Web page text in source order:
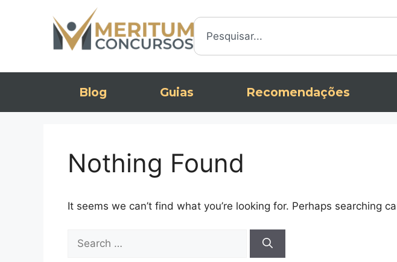
Blog Guias Recomendações
Nothing Found
It seems we can’t find what you’re looking for. Perhaps searching